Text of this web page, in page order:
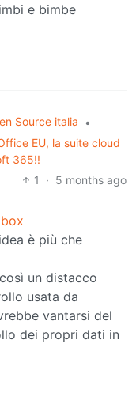
e bimbe
Source italia
•
EU, la suite cloud
365!!
1
· 5 months ago
è più che
un distacco
usata da
vantarsi del
dei propri dati in